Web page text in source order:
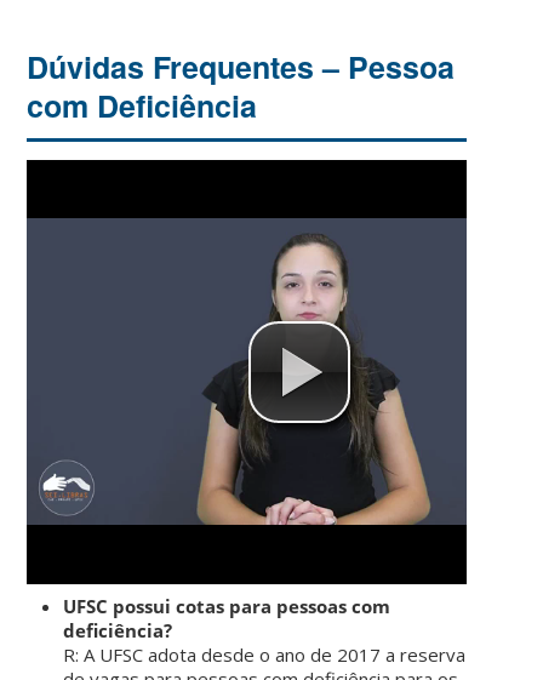
Dúvidas Frequentes – Pessoa
com Deficiência
UFSC possui cotas para pessoas com
deficiência?
R: A UFSC adota desde o ano de 2017 a reserva